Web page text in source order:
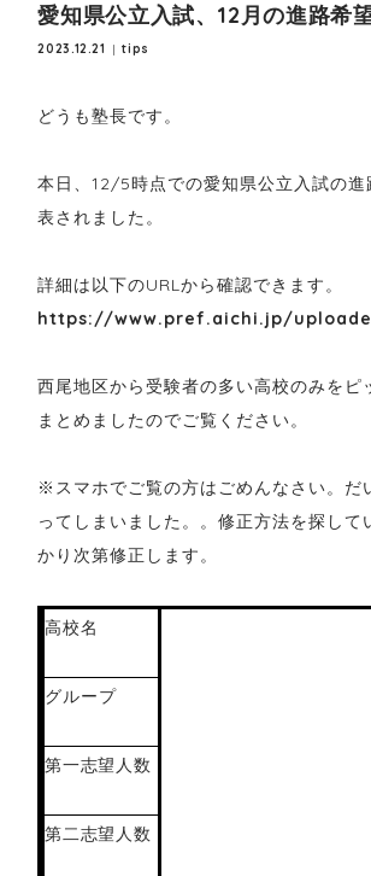
愛知県公立入試、12月の進路希
2023.12.21 tips
どうも塾長です。
本日、12/5時点での愛知県公立入試の進
表されました。
詳細は以下のURLから確認できます。
https://www.pref.aichi.jp/
西尾地区から受験者の多い高校のみをピ
まとめましたのでご覧ください。
※スマホでご覧の方はごめんなさい。だ
ってしまいました。。修正方法を探して
かり次第修正します。
高校名
グループ
第一志望人数
第二志望人数